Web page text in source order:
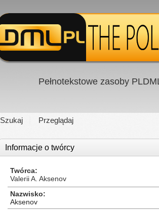
Pełnotekstowe zasoby
Szukaj Przeglądaj
Informacje o twórcy
Twórca
Valerii A. Aksenov
Nazwisko
Aksenov